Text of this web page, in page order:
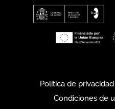
Política de privacidad
Condiciones de